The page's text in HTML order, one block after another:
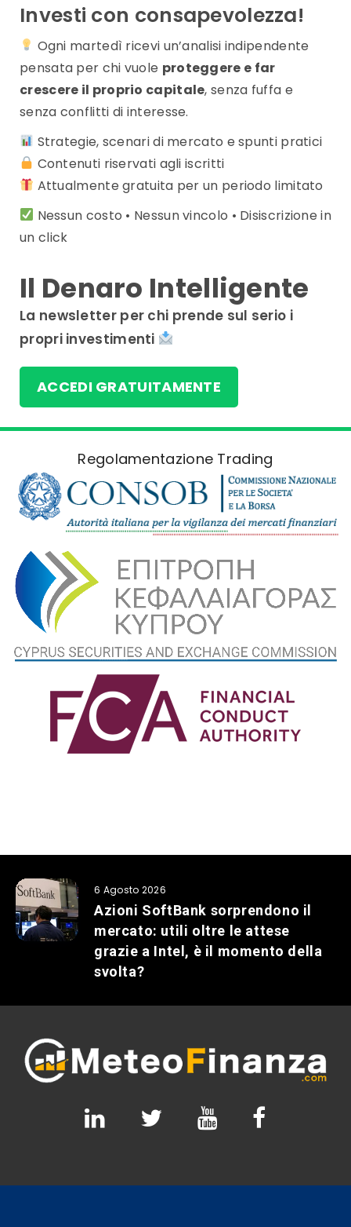
Investi con consapevolezza!
Ogni martedì ricevi un’analisi indipendente
pensata per chi vuole proteggere e far
crescere il proprio capitale, senza fuffa e
senza conflitti di interesse.
Strategie, scenari di mercato e spunti pratici
Contenuti riservati agli iscritti
Attualmente gratuita per un periodo limitato
Nessun costo • Nessun vincolo • Disiscrizione in
un click
Il Denaro Intelligente
La newsletter per chi prende sul serio i
propri investimenti
ACCEDI GRATUITAMENTE
Regolamentazione Trading
6 Agosto 2026
Azioni SoftBank sorprendono il
mercato: utili oltre le attese
grazie a Intel, è il momento della
svolta?